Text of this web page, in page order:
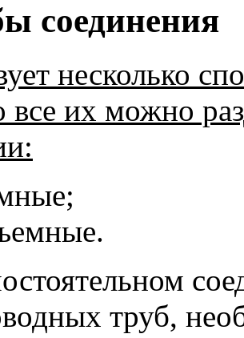
соединения
несколько
все их можно
труб,